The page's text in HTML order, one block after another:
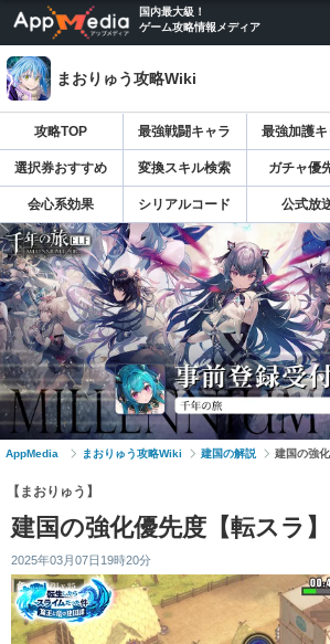
国内最大級！
ゲーム攻略情報メディア
まおりゅう攻略Wiki
攻略TOP 最強戦闘キャラ 最強加護キ
選択券おすすめ 変換スキル検索 ガチャ優
会心系効果 シリアルコード 公式放
AppMedia まおりゅう攻略Wiki 建国の解説 建国の強
【まおりゅう】
建国の強化優先度【転スラ】
2025年03月07日19時20分